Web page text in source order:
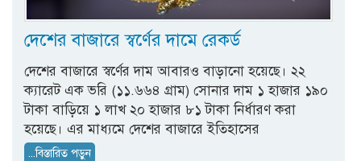
দেশের বাজারে স্বর্ণের দামে রেকর্ড
দেশের বাজারে স্বর্ণের দাম আবারও বাড়ানো হয়েছে। ২২
ক্যারেট এক ভরি (১১.৬৬৪ গ্রাম) সোনার দাম ১ হাজার ১৯০
টাকা বাড়িয়ে ১ লাখ ২০ হাজার ৮১ টাকা নির্ধারণ করা
হয়েছে। এর মাধ্যমে দেশের বাজারে ইতিহাসের
...বিস্তারিত পড়ুন